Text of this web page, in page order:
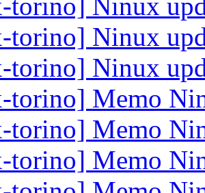
torino] Ninux
torino] Ninux
torino] Ninux
torino] Memo
torino] Memo
torino] Memo